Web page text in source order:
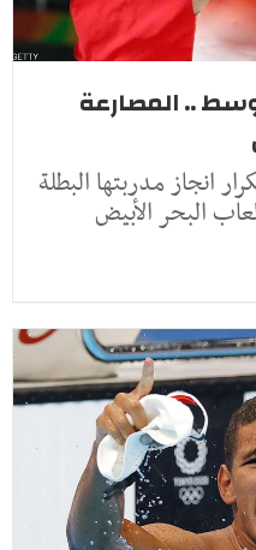
.. المصارعة
انجاز مدربتها البطلة
البحر الأبيض